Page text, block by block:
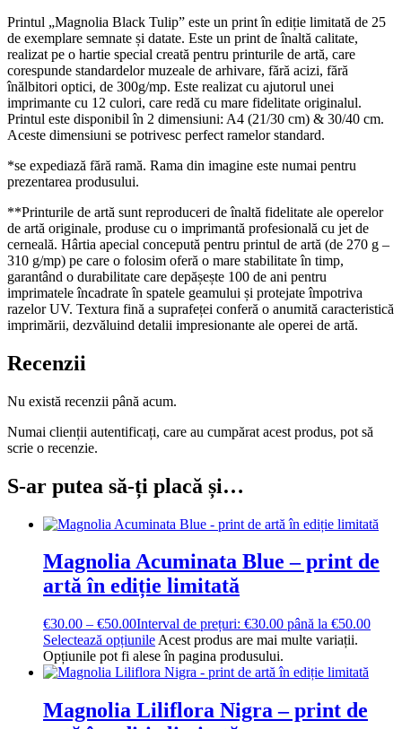
Printul „Magnolia Black Tulip” este un print în ediție limitată de 25
de exemplare semnate și datate. Este un print de înaltă calitate,
realizat pe o hartie special creată pentru printurile de artă, care
corespunde standardelor muzeale de arhivare, fără acizi, fără
înălbitori optici, de 300g/mp. Este realizat cu ajutorul unei
imprimante cu 12 culori, care redă cu mare fidelitate originalul.
Printul este disponibil în 2 dimensiuni: A4 (21/30 cm) & 30/40 cm.
Aceste dimensiuni se potrivesc perfect ramelor standard.
*se expediază fără ramă. Rama din imagine este numai pentru
prezentarea produsului.
**Printurile de artă sunt reproduceri de înaltă fidelitate ale operelor
de artă originale, produse cu o imprimantă profesională cu jet de
cerneală. Hârtia apecial concepută pentru printul de artă (de 270 g –
310 g/mp) pe care o folosim oferă o mare stabilitate în timp,
garantând o durabilitate care depășește 100 de ani pentru
imprimatele încadrate în spatele geamului și protejate împotriva
razelor UV. Textura fină a suprafeței conferă o anumită caracteristică
imprimării, dezvăluind detalii impresionante ale operei de artă.
Recenzii
Nu există recenzii până acum.
Numai clienții autentificați, care au cumpărat acest produs, pot să
scrie o recenzie.
S-ar putea să-ți placă și…
Magnolia Acuminata Blue – print de
artă în ediție limitată
€30.00 – €50.00Interval de prețuri: €30.00 până la €50.00
Selectează opțiunile Acest produs are mai multe variații.
Opțiunile pot fi alese în pagina produsului.
Magnolia Liliflora Nigra – print de